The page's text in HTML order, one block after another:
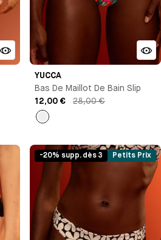
YUCCA
Bas De Maillot De Bain Slip
12,00 €
28,00 €
-20% supp. dès 3 Petits Prix